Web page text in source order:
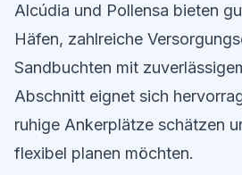
Alcúdia und Pollensa bieten
Häfen, zahlreiche
Sandbuchten mit
Abschnitt eignet sich
ruhige Ankerplätze schätzen
flexibel planen möchten.